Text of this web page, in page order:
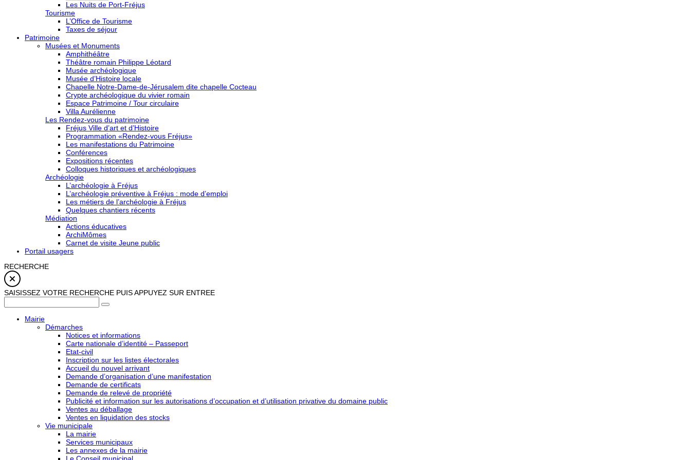
Les Nuits de Port-Fréjus
Tourisme
L’Office de Tourisme
Taxes de séjour
Patrimoine
Musées et Monuments
Amphithéâtre
Théâtre romain Philippe Léotard
Musée archéologique
Musée d’Histoire locale
Chapelle Notre-Dame-de-Jérusalem dite chapelle Cocteau
Crypte archéologique du vivier romain
Espace Patrimoine / Tour circulaire
Villa Aurélienne
Les Rendez-vous du patrimoine
Fréjus Ville d’art et d’Histoire
Programmation «Rendez-vous Fréjus»
Les manifestations du Patrimoine
Conférences
Expositions récentes
Colloques historiques et archéologiques
Archéologie
L’archéologie à Fréjus
L’archéologie préventive à Fréjus : mode d’emploi
Les métiers de l’archéologie à Fréjus
Quelques chantiers récents
Médiation
Actions éducatives
ArchiMômes
Carnet de visite Jeune public
Portail usagers
RECHERCHE
SAISISSEZ VOTRE RECHERCHE PUIS APPUYEZ SUR ENTREE
Mairie
Démarches
Notices et informations
Carte nationale d’identité – Passeport
Etat-civil
Inscription sur les listes électorales
Accueil du nouvel arrivant
Demande d’organisation d’une manifestation
Demande de certificats
Demande de relevé de propriété
Publicité et information sur les autorisations d’occupation et d’utilisation privative du domaine public
Ventes au déballage
Ventes en liquidation des stocks
Vie municipale
La mairie
Services municipaux
Les annexes de la mairie